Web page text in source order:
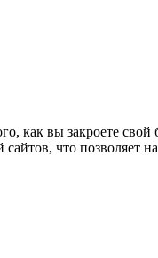
как вы закроете свой
что позволяет